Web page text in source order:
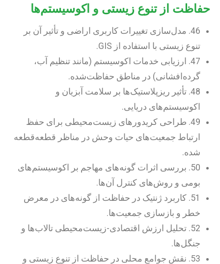
حفاظت از تنوع زیستی و اکوسیستم‌ها
46. مدل‌سازی تغییرات کاربری اراضی و تأثیر آن بر
تنوع زیستی با استفاده از GIS.
47. ارزیابی خدمات اکوسیستم (مانند تنظیم آب،
گرده‌افشانی) در مناطق حفاظت‌شده.
48. تأثیر ریزپلاستیک‌ها بر سلامت آبزیان و
اکوسیستم‌های دریایی.
49. طراحی کریدورهای زیست‌محیطی برای حفظ
ارتباط جمعیت‌های حیات وحش در مناظر قطعه‌قطعه
شده.
50. بررسی اثرات گونه‌های مهاجم بر اکوسیستم‌های
بومی و روش‌های کنترل آن‌ها.
51. کاربرد ژنتیک در حفاظت از گونه‌های در معرض
خطر و بازسازی جمعیت‌ها.
52. تحلیل ارزش اقتصادی-زیست‌محیطی تالاب‌ها و
جنگل‌ها.
53. نقش جوامع محلی در حفاظت از تنوع زیستی و